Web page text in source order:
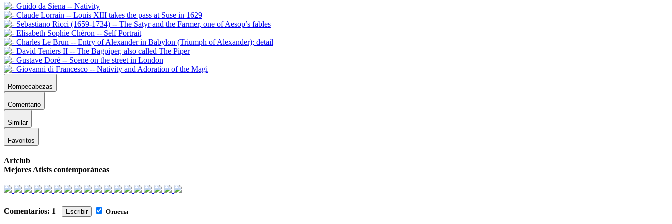
Rompecabezas
Comentario
Similar
Favoritos
Artclub
Mejores Atists contemporáneas
Comentarios: 1 Escribir Ответы